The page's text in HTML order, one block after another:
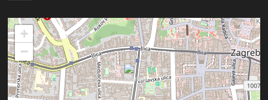
+
−